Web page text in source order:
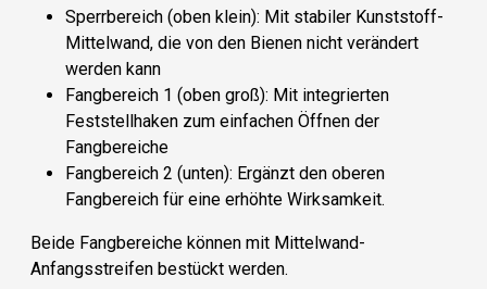
Sperrbereich (oben klein): Mit stabiler Kunststoff-
Mittelwand, die von den Bienen nicht verändert
werden kann
Fangbereich 1 (oben groß): Mit integrierten
Feststellhaken zum einfachen Öffnen der
Fangbereiche
Fangbereich 2 (unten): Ergänzt den oberen
Fangbereich für eine erhöhte Wirksamkeit.
Beide Fangbereiche können mit Mittelwand-
Anfangsstreifen bestückt werden.